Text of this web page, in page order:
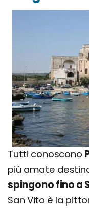
Tutti conoscono
più amate
spingono fino a
San Vito è la